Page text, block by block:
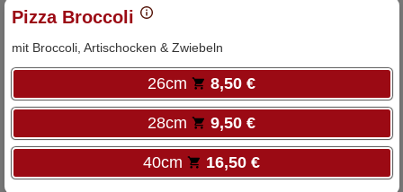
Pizza Broccoli
mit Broccoli, Artischocken & Zwiebeln
26cm 8,50 €
28cm 9,50 €
40cm 16,50 €